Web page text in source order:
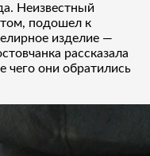
Неизвестный
подошел к
изделие —
рассказала
чего они обратились